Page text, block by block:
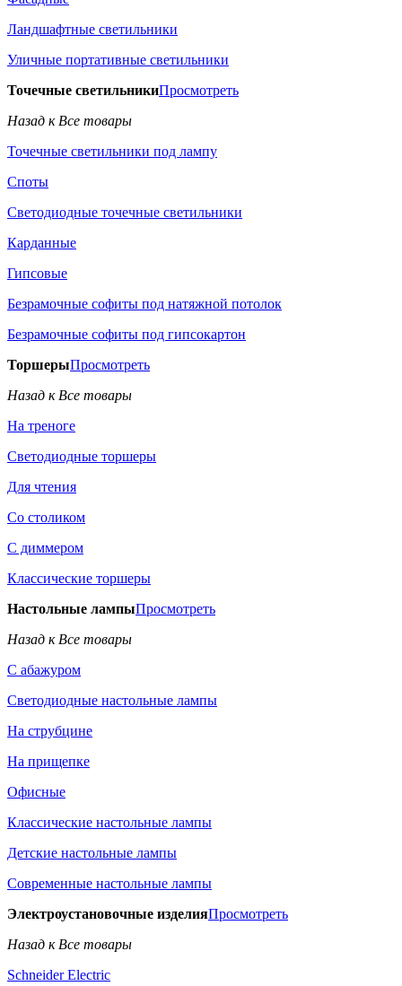
Ландшафтные светильники
Уличные портативные светильники
Точечные светильникиПросмотреть
Назад к Все товары
Точечные светильники под лампу
Споты
Светодиодные точечные светильники
Карданные
Гипсовые
Безрамочные софиты под натяжной потолок
Безрамочные софиты под гипсокартон
ТоршерыПросмотреть
Назад к Все товары
На треноге
Светодиодные торшеры
Для чтения
Со столиком
С диммером
Классические торшеры
Настольные лампыПросмотреть
Назад к Все товары
С абажуром
Светодиодные настольные лампы
На струбцине
На прищепке
Офисные
Классические настольные лампы
Детские настольные лампы
Современные настольные лампы
Электроустановочные изделияПросмотреть
Назад к Все товары
Schneider Electric